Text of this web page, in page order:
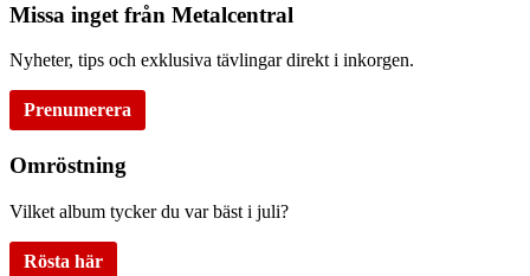
Missa inget från Metalcentral
Nyheter, tips och exklusiva tävlingar direkt i inkorgen.
Prenumerera
Omröstning
Vilket album tycker du var bäst i juli?
Rösta här